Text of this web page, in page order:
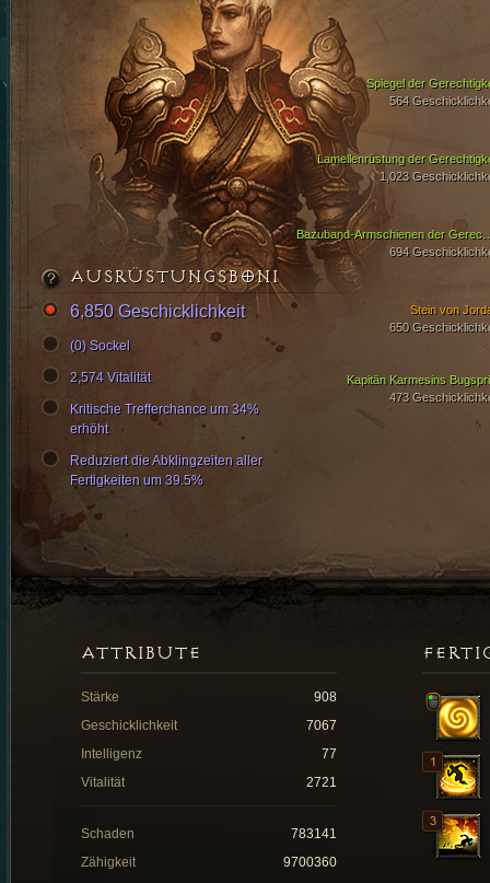
Lamellenrüstung der
1,023
694
Spiegel der
564
Kapitän Karmesins
473
Stein von
650
AUSRÜSTUNGSBONI
6,850 Geschicklichkeit
(0) Sockel
2,574 Vitalität
Kritische Trefferchance um 34%
erhöht
Reduziert die Abklingzeiten aller
Fertigkeiten um 39.5%
ATTRIBUTE
Stärke
908
Geschicklichkeit
7067
Intelligenz
77
Vitalität
2721
Schaden
783141
Zähigkeit
9700360